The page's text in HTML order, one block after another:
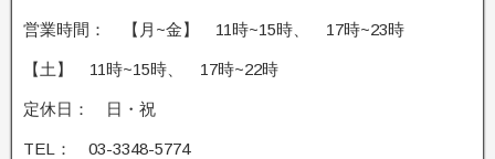
営業時間： 【月~金】 11時~15時、 17時~23時
【土】 11時~15時、 17時~22時
定休日： 日・祝
TEL： 03-3348-5774